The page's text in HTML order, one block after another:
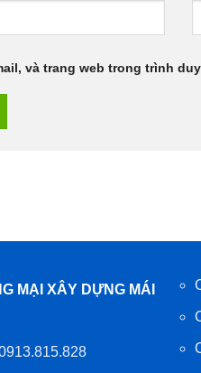
và trang web trong trình
MẠI XÂY DỰNG MÁI